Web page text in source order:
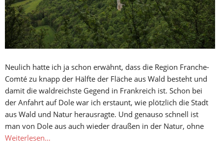
Neulich hatte ich ja schon erwähnt, dass die Region Franche-
Comté zu knapp der Hälfte der Fläche aus Wald besteht und
damit die waldreichste Gegend in Frankreich ist. Schon bei
der Anfahrt auf Dole war ich erstaunt, wie plötzlich die Stadt
aus Wald und Natur herausragte. Und genauso schnell ist
man von Dole aus auch wieder draußen in der Natur, ohne
Weiterlesen…